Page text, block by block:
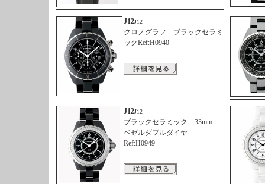
J12J12
クロノグラフ ブラックセラミ
ックRef:H0940
J12J12
ブラックセラミック 33mm
ベゼルダブルダイヤ
Ref:H0949